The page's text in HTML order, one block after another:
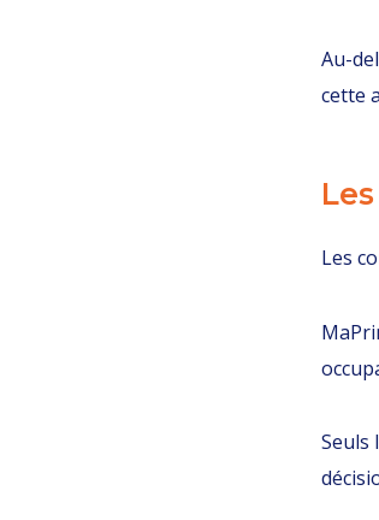
Au-
cette
Les
Seuls